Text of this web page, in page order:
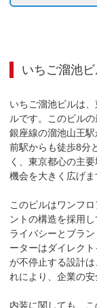
いちご溜池
いちご溜池ビルは
ルです。このビル
銀座線の溜池山王
前駅からも徒歩8分
く、東京都心の主
機会を大きく広げま
このビルはワンフ
ントの構造を採用
ライバシーとブラ
ーターはダイレク
が不停止する設計
れにより、企業の安
内装に関しても、